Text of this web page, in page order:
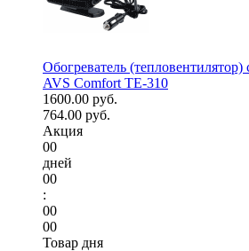
Обогреватель (тепловентилятор)
AVS Comfort TE-310
1600.00 руб.
764.00 руб.
Акция
00
дней
00
:
00
00
Товар дня